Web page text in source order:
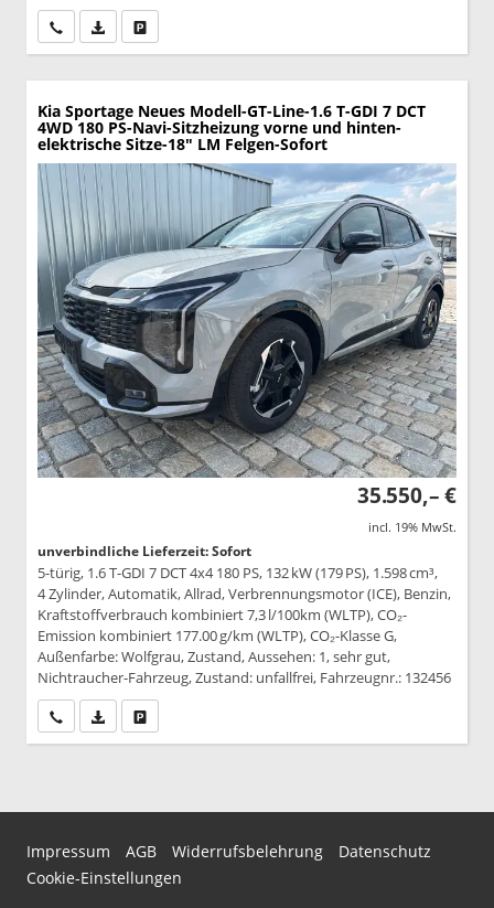
Wir rufen Sie anPDF-Datei, Fahrzeugexposé drucken
Kia Sportage Neues Modell-GT-Line-1.6 T-GDI 7 DCT
4WD 180 PS-Navi-Sitzheizung vorne und hinten-
elektrische Sitze-18" LM Felgen-Sofort
35.550,– €
incl. 19% MwSt.
unverbindliche Lieferzeit: Sofort
5-türig, 1.6 T-GDI 7 DCT 4x4 180 PS, 132 kW (179 PS), 1.598 cm³,
4 Zylinder, Automatik, Allrad, Verbrennungsmotor (ICE), Benzin,
Kraftstoffverbrauch kombiniert 7,3 l/100km (WLTP), CO₂-
Emission kombiniert 177.00 g/km (WLTP), CO₂-Klasse G,
Außenfarbe: Wolfgrau, Zustand, Aussehen: 1, sehr gut,
Nichtraucher-Fahrzeug, Zustand: unfallfrei, Fahrzeugnr.: 132456
Wir rufen Sie anPDF-Datei, Fahrzeugexposé drucken
Impressum AGB Widerrufsbelehrung
Datenschutz
Cookie-Einstellungen